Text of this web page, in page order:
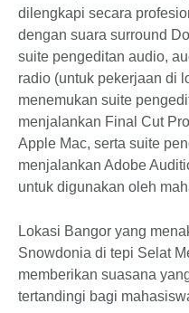
dilengkapi secara
dengan suara surround
suite pengeditan audio,
radio (untuk pekerjaan di
menemukan suite
menjalankan Final Cut
Apple Mac, serta suite
menjalankan Adobe
untuk digunakan oleh
Lokasi Bangor yang
Snowdonia di tepi Selat
memberikan suasana
tertandingi bagi